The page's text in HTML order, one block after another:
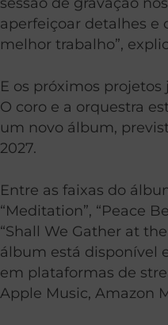
aperfeiçoar detalhes e
melhor trabalho”,
E os próximos
O coro e a orquestra
um novo álbum,
2027.
Entre as faixas do
“Meditation”, “Peace
“Shall We Gather at the
álbum está disponível
em plataformas de
Apple Music, Amazon